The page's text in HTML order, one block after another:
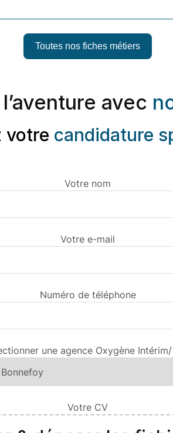
Toutes nos fiches métiers
avec
votre candidature
Votre nom
Votre e-mail
Numéro de téléphone
une agence Oxygène
Votre CV